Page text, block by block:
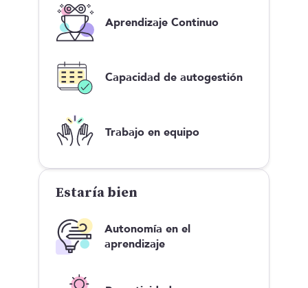
Aprendizaje Continuo
Capacidad de autogestión
Trabajo en equipo
Estaría bien
Autonomía en el
aprendizaje